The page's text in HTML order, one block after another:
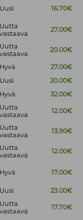
Uusi 16.70€
Uutta
vastaava
27.00€
Uutta
vastaava
20.00€
Hyvä
27.00€
Uusi
20.00€
Hyvä 32.00€
Uutta
vastaava
12.00€
Uutta
vastaava
13.90€
Uutta
vastaava
12.00€
Hyvä 17.00€
Uusi 23.00€
Uutta
vastaava
17.70€